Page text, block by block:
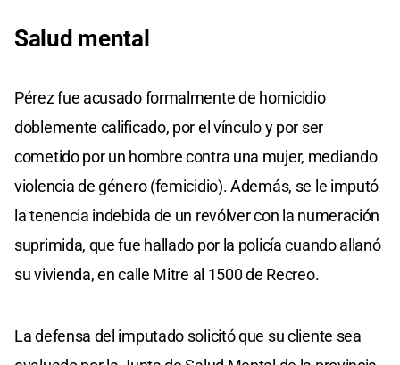
Salud mental
Pérez fue acusado formalmente de homicidio
doblemente calificado, por el vínculo y por ser
cometido por un hombre contra una mujer, mediando
violencia de género (femicidio). Además, se le imputó
la tenencia indebida de un revólver con la numeración
suprimida, que fue hallado por la policía cuando allanó
su vivienda, en calle Mitre al 1500 de Recreo.
La defensa del imputado solicitó que su cliente sea